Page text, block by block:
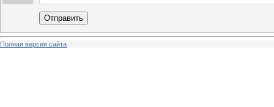
Отправить
Полная версия сайта